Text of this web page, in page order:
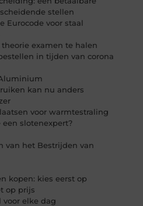
stellen
Eurocode voor staal
examen te halen
in tijden van corona
kan nu anders
voor warmtestraling
een slotenexpert?
van het Bestrijden van
kopen: kies eerst op
op prijs
voor elke dag